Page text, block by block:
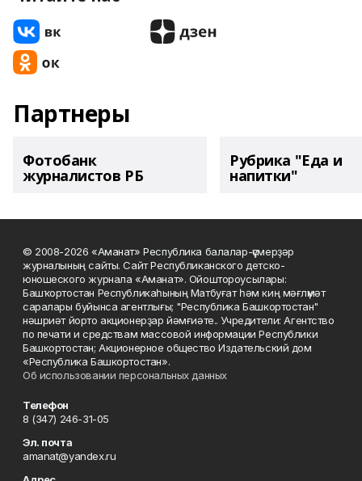
Партнеры
Фотобанк
журналистов РБ
Рубрика "Еда и
напитки"
© 2008-2026 «Аманат» Республика балалар-үҫмерҙәр
журналының сайты. Сайт Республиканского детско-
юношеского журнала «Аманат». Ойоштороусылары:
Башҡортостан Республикаһының Матбуғат һәм киң мәғлүмәт
саралары буйынса агентлығы; "Республика Башкортостан"
нәшриәт йорто акционерҙар йәмғиәте.. Учредители: Агентство
по печати и средствам массовой информации Республики
Башкортостан; Акционерное общество Издательский дом
«Республика Башкортостан».
Об использовании персональных данных
Телефон
8 (347) 246-31-05
Эл. почта
amanat@yandex.ru